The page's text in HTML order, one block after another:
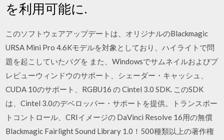
を利用可能に.
このソフトウェアアップデートは、オリジナルのBlackmagic
URSA Mini Pro 4.6Kモデルを対象としており、ハイライトで問
題を起こしていたバグを また、Windowsでサムネイルおよびプ
レビューウィンドウのサポート、シェーダー・キャッシュ、
CUDA 10のサポート、RGBU16 の Cintel 3.0 SDK. このSDK
は、Cintel 3.0のデベロッパー・サポートを提供。トランスポー
トコントロール、CRIイメージの DaVinci Resolve 16用の無償
Blackmagic Fairlight Sound Library 1.0！500種類以上の著作権